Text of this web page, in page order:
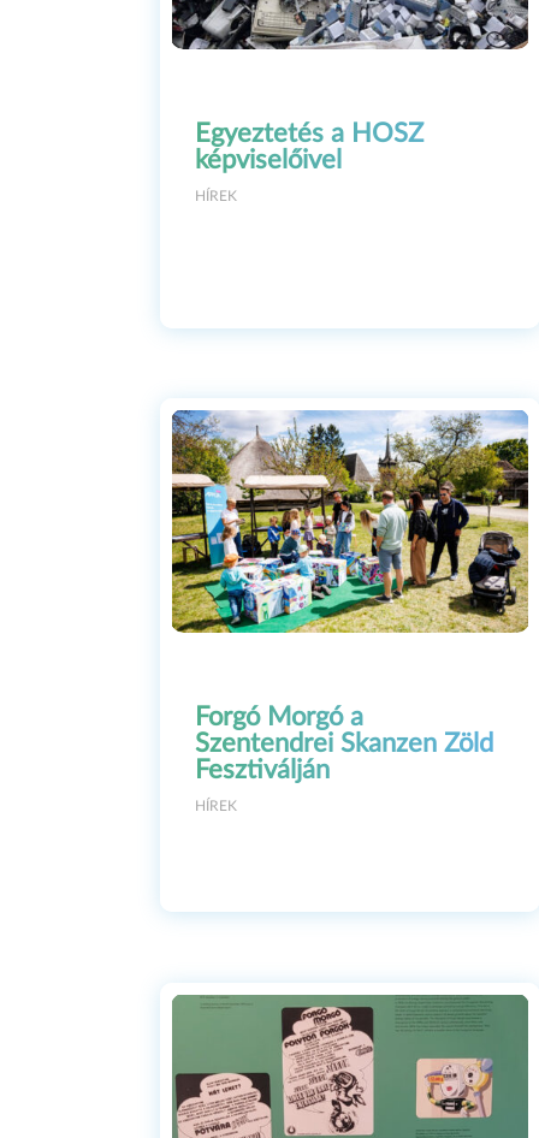
Egyeztetés a HOSZ
képviselőivel
HÍREK
Forgó Morgó a
Szentendrei Skanzen Zöld
Fesztiválján
HÍREK